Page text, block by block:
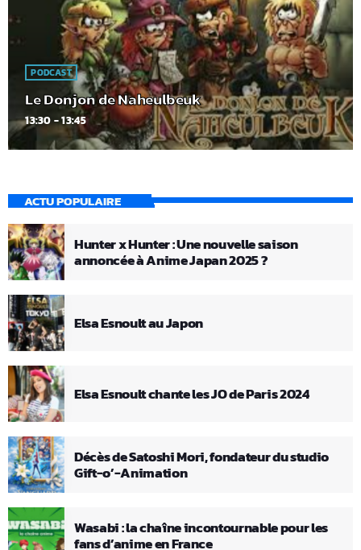
PODCAST
Le Donjon de Naheulbeuk
13:30 - 13:45
ACTU POPULAIRE
Hunter x Hunter : Une nouvelle saison
annoncée à Anime Japan 2025 ?
Elsa Esnoult au Japon
Elsa Esnoult chante les JO de Paris 2024
Décès de Satoshi Mori, fondateur du studio
Gift-o’-Animation
Wasabi : la chaîne incontournable pour les
fans d’anime en France